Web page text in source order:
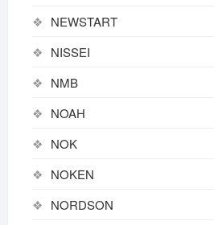
NEWSTART
NISSEI
NMB
NOAH
NOK
NOKEN
NORDSON